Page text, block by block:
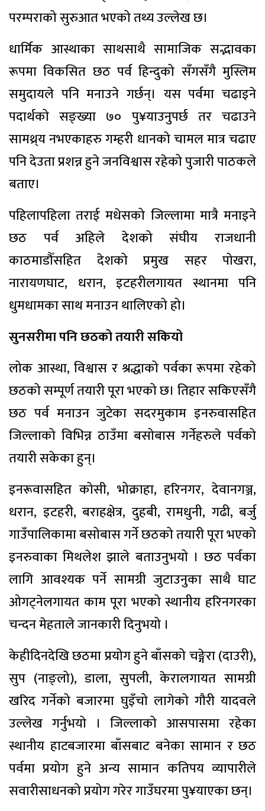
परम्पराको सुरुआत भएको तथ्य उल्लेख छ।
धार्मिक आस्थाका साथसाथै सामाजिक सद्भावका
रूपमा विकसित छठ पर्व हिन्दुको सँगसँगै मुस्लिम
समुदायले पनि मनाउने गर्छन्। यस पर्वमा चढाइने
पदार्थको सङ्ख्या ७० पु¥याउनुपर्छ तर चढाउने
सामथ्र्य नभएकाहरु गम्हरी धानको चामल मात्र चढाए
पनि देउता प्रशन्न हुने जनविश्वास रहेको पुजारी पाठकले
बताए।
पहिलापहिला तराई मधेसको जिल्लामा मात्रै मनाइने
छठ पर्व अहिले देशको संघीय राजधानी
काठमाडौँसहित देशको प्रमुख सहर पोखरा,
नारायणघाट, धरान, इटहरीलगायत स्थानमा पनि
धुमधामका साथ मनाउन थालिएको हो।
सुनसरीमा पनि छठको तयारी सकियो
लोक आस्था, विश्वास र श्रद्धाको पर्वका रूपमा रहेको
छठको सम्पूर्ण तयारी पूरा भएको छ। तिहार सकिएसँगै
छठ पर्व मनाउन जुटेका सदरमुकाम इनरुवासहित
जिल्लाको विभिन्न ठाउँमा बसोबास गर्नेहरुले पर्वको
तयारी सकेका हुन्।
इनरूवासहित कोसी, भोक्राहा, हरिनगर, देवानगञ्ज,
धरान, इटहरी, बराहक्षेत्र, दुहबी, रामधुनी, गढी, बर्जु
गाउँपालिकामा बसोबास गर्ने छठको तयारी पूरा भएको
इनरुवाका मिथलेश झाले बताउनुभयो । छठ पर्वका
लागि आवश्यक पर्ने सामग्री जुटाउनुका साथै घाट
ओगट्नेलगायत काम पूरा भएको स्थानीय हरिनगरका
चन्दन मेहताले जानकारी दिनुभयो ।
केहीदिनदेखि छठमा प्रयोग हुने बाँसको चङ्गेरा (दाउरी),
सुप (नाङ्लो), डाला, सुपली, केरालगायत सामग्री
खरिद गर्नेको बजारमा घुइँचो लागेको गौरी यादवले
उल्लेख गर्नुभयो । जिल्लाको आसपासमा रहेका
स्थानीय हाटबजारमा बाँसबाट बनेका सामान र छठ
पर्वमा प्रयोग हुने अन्य सामान कतिपय व्यापारीले
सवारीसाधनको प्रयोग गरेर गाउँघरमा पु¥याएका छन्।